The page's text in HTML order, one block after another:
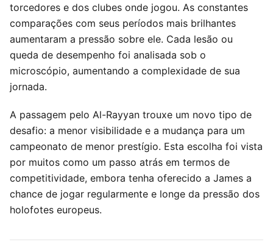
torcedores e dos clubes onde jogou. As constantes
comparações com seus períodos mais brilhantes
aumentaram a pressão sobre ele. Cada lesão ou
queda de desempenho foi analisada sob o
microscópio, aumentando a complexidade de sua
jornada.
A passagem pelo Al-Rayyan trouxe um novo tipo de
desafio: a menor visibilidade e a mudança para um
campeonato de menor prestígio. Esta escolha foi vista
por muitos como um passo atrás em termos de
competitividade, embora tenha oferecido a James a
chance de jogar regularmente e longe da pressão dos
holofotes europeus.